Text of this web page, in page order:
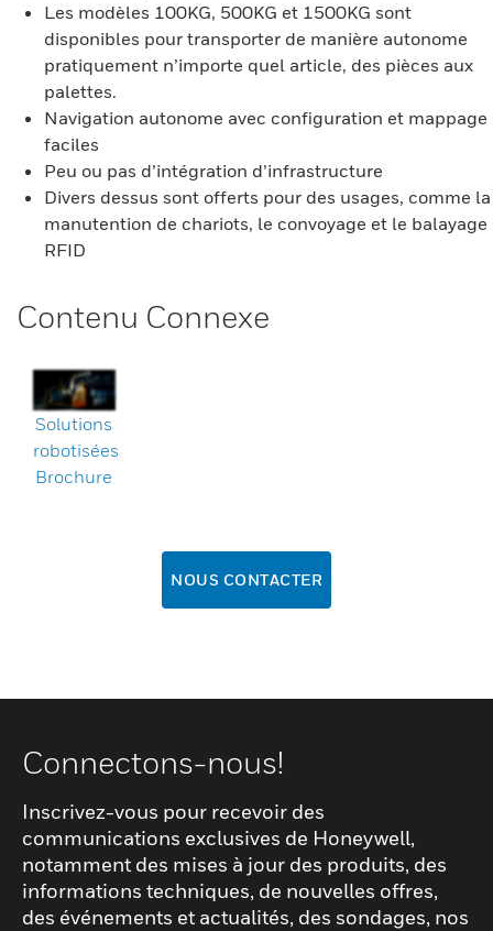
Les modèles 100KG, 500KG et 1500KG sont
disponibles pour transporter de manière autonome
pratiquement n’importe quel article, des pièces aux
palettes.
Navigation autonome avec configuration et mappage
faciles
Peu ou pas d’intégration d’infrastructure
Divers dessus sont offerts pour des usages, comme la
manutention de chariots, le convoyage et le balayage
RFID
Contenu Connexe
Solutions
robotisées
Brochure
NOUS CONTACTER
Connectons-nous!
Inscrivez-vous pour recevoir des
communications exclusives de Honeywell,
notamment des mises à jour des produits, des
informations techniques, de nouvelles offres,
des événements et actualités, des sondages, nos